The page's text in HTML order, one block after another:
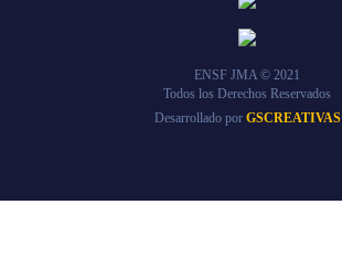
ENSF JMA © 2021
Todos los Derechos Reservados
Desarrollado por GSCREATIVAS